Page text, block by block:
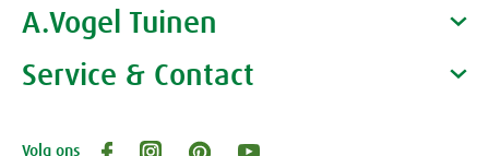
Gezondheidscoaches
Alfred Vogel
Waarom A.Vogel kiezen
A.Vogel Tuinen
Over A.Vogel tuinen
Service & Contact
Volg ons